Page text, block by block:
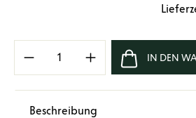
Produkt Anzahl: Gib den
IN DEN
Beschreibung